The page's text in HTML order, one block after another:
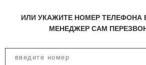
ИЛИ УКАЖИТЕ НОМЕР
МЕНЕДЖЕР САМ